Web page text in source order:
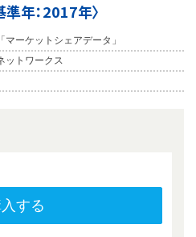
年：2017年〉
ーケットシェアデータ」
ットワークス
する